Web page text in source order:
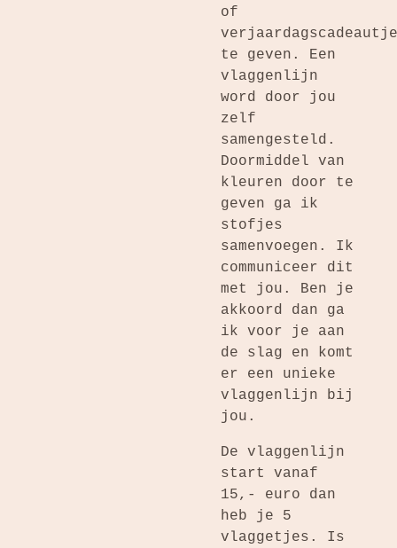
of
te geven. Een
vlaggenlijn
word door jou
zelf
samengesteld.
Doormiddel van
kleuren door te
geven ga ik
stofjes
samenvoegen. Ik
communiceer dit
met jou. Ben je
akkoord dan ga
ik voor je aan
de slag en komt
er een unieke
vlaggenlijn bij
jou.
De vlaggenlijn
start vanaf
15,- euro dan
heb je 5
vlaggetjes. Is